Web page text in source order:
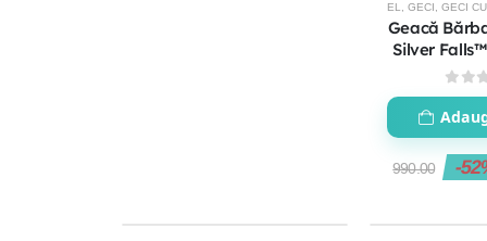
EL, GECI , GECI CU
Geacă
Silver
0
990.00 -